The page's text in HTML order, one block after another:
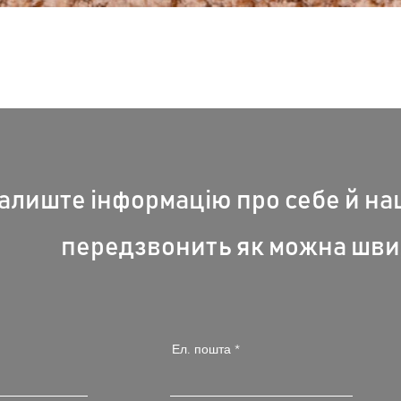
інформацію про себе й
передзвонить як можна
Ел. пошта